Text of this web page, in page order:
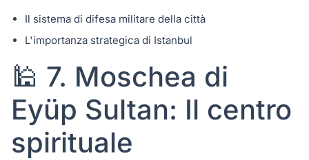
Il sistema di difesa militare della città
L'importanza strategica di Istanbul
🕌 7. Moschea di
Eyüp Sultan: Il centro
spirituale